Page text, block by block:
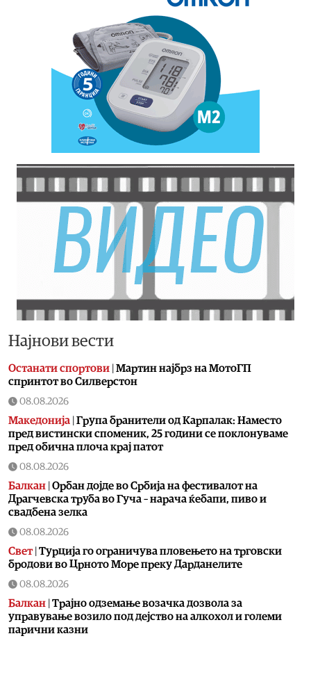
Најнови вести
Останати спортови Мартин најбрз на МотоГП
спринтот во Силверстон
08.08.2026
Македонија Група бранители од Карпалак: Наместо
пред вистински споменик, 25 години се поклонуваме
пред обична плоча крај патот
08.08.2026
Балкан Орбан дојде во Србија на фестивалот на
Драгчевска труба во Гуча – нарача ќебапи, пиво и
свадбена зелка
08.08.2026
Свет| Турција го ограничува пловењето на трговски
бродови во Црното Море преку Дарданелите
08.08.2026
Балкан Трајно одземање возачка дозвола за
управување возило под дејство на алкохол и големи
парични казни